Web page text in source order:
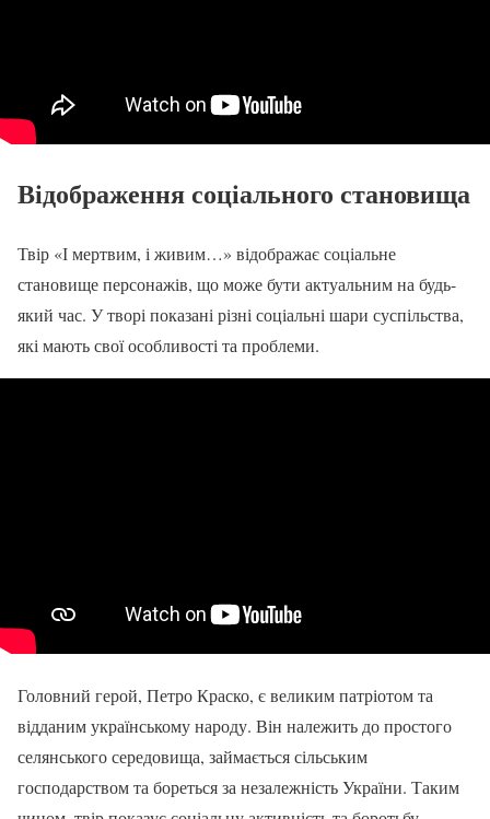
Відображення соціального становища
Твір «І мертвим, і живим…» відображає соціальне
становище персонажів, що може бути актуальним на будь-
який час. У творі показані різні соціальні шари суспільства,
які мають свої особливості та проблеми.
Головний герой, Петро Краско, є великим патріотом та
відданим українському народу. Він належить до простого
селянського середовища, займається сільським
господарством та бореться за незалежність України. Таким